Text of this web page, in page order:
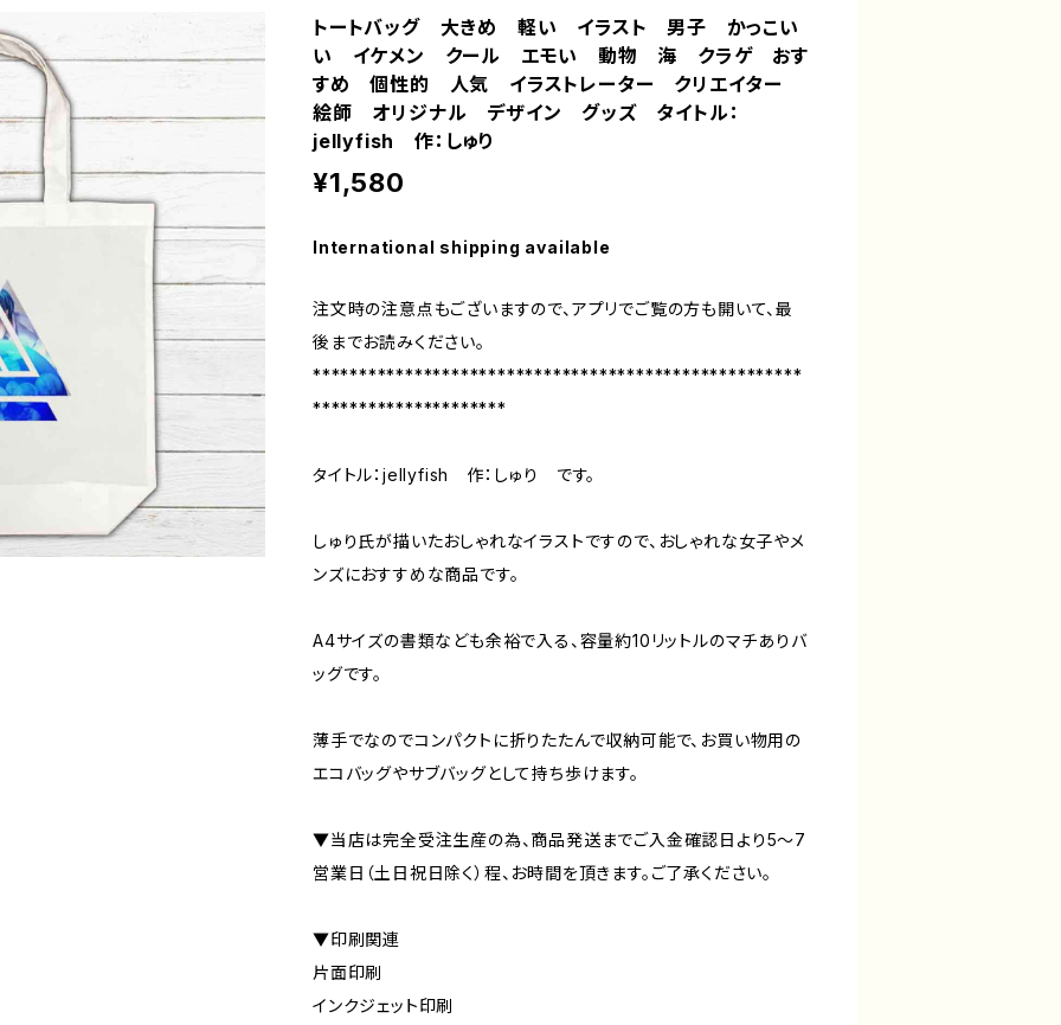
トートバッグ 大きめ 軽い イラスト 男子 かっこい
い イケメン クール エモい 動物 海 クラゲ おす
すめ 個性的 人気 イラストレーター クリエイター
絵師 オリジナル デザイン グッズ タイトル：
jellyfish 作：しゅり
¥1,580
International shipping available
注文時の注意点もございますので、アプリでご覧の方も開いて、最
後までお読みください。
*****************************************************
*********************
タイトル：jellyfish 作：しゅり です。
しゅり氏が描いたおしゃれなイラストですので、おしゃれな女子やメ
ンズにおすすめな商品です。
A4サイズの書類なども余裕で入る、容量約10リットルのマチありバ
ッグです。
薄手でなのでコンパクトに折りたたんで収納可能で、お買い物用の
エコバッグやサブバッグとして持ち歩けます。
▼当店は完全受注生産の為、商品発送までご入金確認日より5〜7
営業日（土日祝日除く）程、お時間を頂きます。ご了承ください。
▼印刷関連
片面印刷
インクジェット印刷